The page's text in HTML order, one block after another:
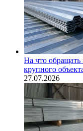
На что обращать
крупного
27.07.2026